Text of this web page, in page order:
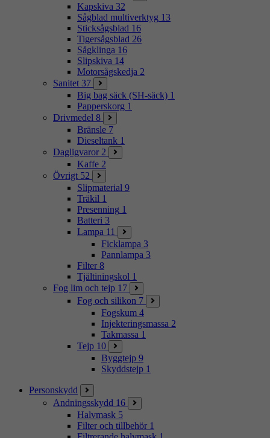
Kapskiva 32
Sågblad multiverktyg 13
Sticksågsblad 16
Tigersågsblad 26
Sågklinga 16
Slipskiva 14
Motorsågskedja 2
Sanitet 37
Big bag säck (SH-säck) 1
Papperskorg 1
Drivmedel 8
Bränsle 7
Dieseltank 1
Dagligvaror 2
Kaffe 2
Övrigt 52
Slipmaterial 9
Träkil 1
Presenning 1
Batteri 3
Lampa 11
Ficklampa 3
Pannlampa 3
Filter 8
Tjältiningskol 1
Fog lim och tejp 17
Fog och silikon 7
Fogskum 4
Injekteringsmassa 2
Takmassa 1
Tejp 10
Byggtejp 9
Skyddstejp 1
Personskydd
Andningsskydd 16
Halvmask 5
Filter och tillbehör 1